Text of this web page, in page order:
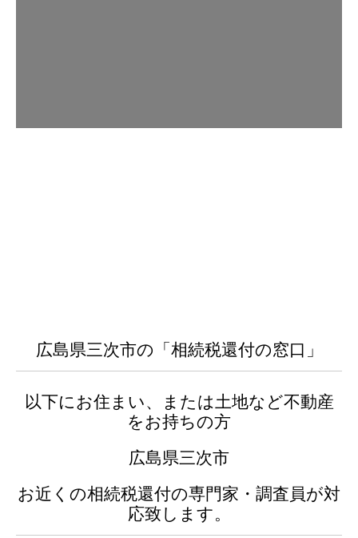
広島県三次市の「相続税還付の窓口」
以下にお住まい、または土地など不動産
をお持ちの方
広島県三次市
お近くの相続税還付の専門家・調査員が対
応致します。